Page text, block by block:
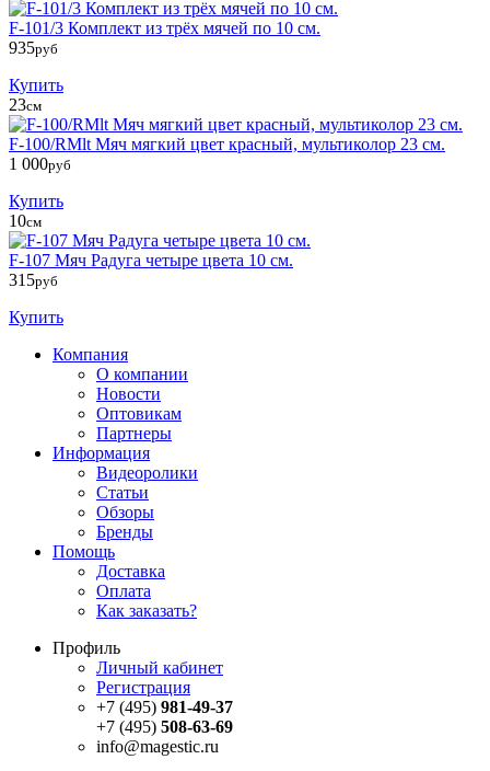
F-101/3 Комплект из трёх мячей по 10 см.
935руб
Купить
23см
F-100/RMlt Мяч мягкий цвет красный, мультиколор 23 см.
1 000руб
Купить
10см
F-107 Мяч Радуга четыре цвета 10 см.
315руб
Купить
Компания
О компании
Новости
Оптовикам
Партнеры
Информация
Видеоролики
Статьи
Обзоры
Бренды
Помощь
Доставка
Оплата
Как заказать?
Профиль
Личный кабинет
Регистрация
+7 (495) 981-49-37
+7 (495) 508-63-69
info@magestic.ru